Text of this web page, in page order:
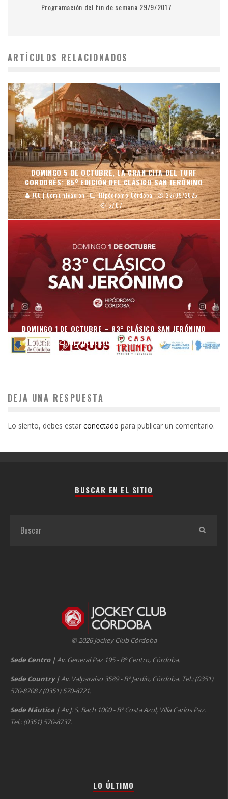
Programación del fin de semana 29/9/2017
ARTÍCULOS RELACIONADOS
DOMINGO 5 DE OCTUBRE, LA GRAN CITA DEL TURF
CORDOBÉS: 85º EDICIÓN DEL CLÁSICO SAN JERÓNIMO
JCC | Comunicación Hipódromo Córdoba
22/09/2025
5707
DOMINGO 1 DE OCTUBRE – 83° CLÁSICO SAN JERÓNIMO
mraso Hipódromo Córdoba 15/09/2023 9015
DEJA UNA RESPUESTA
Lo siento, debes estar conectado para publicar un comentario.
BUSCAR EN EL SITIO
© 2026 Jockey Club Córdoba
Sede Centro |Av. General Paz 195 - Bº Centro, Córdoba.
Sede Country |Av. Valparaíso 3589 - Bº Jardín, Córdoba. Tel.: (0351)
570-8708 / (0351) 570-8721.
Sede Náutica |Av J. S. Bach 1000 - Bº Costa Azul, Villa Carlos Paz.
Tel.: (0351) 570-8737.
LO ÚLTIMO